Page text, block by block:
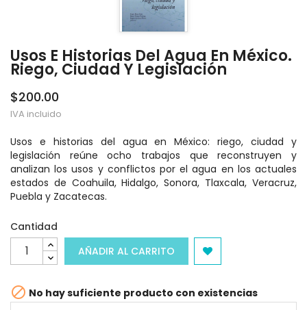
Usos E Historias Del Agua En México.
Riego, Ciudad Y Legislación
$200.00
IVA incluido
Usos e historias del agua en México: riego, ciudad y
legislación reúne ocho trabajos que reconstruyen y
analizan los usos y conflictos por el agua en los actuales
estados de Coahuila, Hidalgo, Sonora, Tlaxcala, Veracruz,
Puebla y Zacatecas.
Cantidad
AÑADIR AL CARRITO
 No hay suficiente producto con existencias